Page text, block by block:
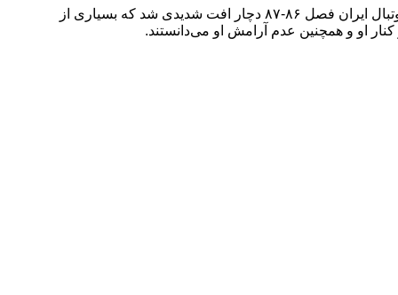
او که به عنوان یکی از برترین دروازه‌بانان ایران شناخته می‌شود در لیگ برتر فوتبال ایران فصل ۸۶-۸۷ دچار افت شدیدی شد که بسیاری از
او و همچنین عدم آرامش او می‌دانستند.